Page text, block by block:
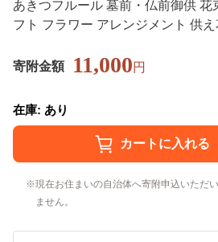
あきつフルール 墓前・仏前御供 花
フト フラワー アレンジメント 供
寄附金額 11,000円
在庫: あり
現在お住まいの自治体へ寄附申込いただ
ません。